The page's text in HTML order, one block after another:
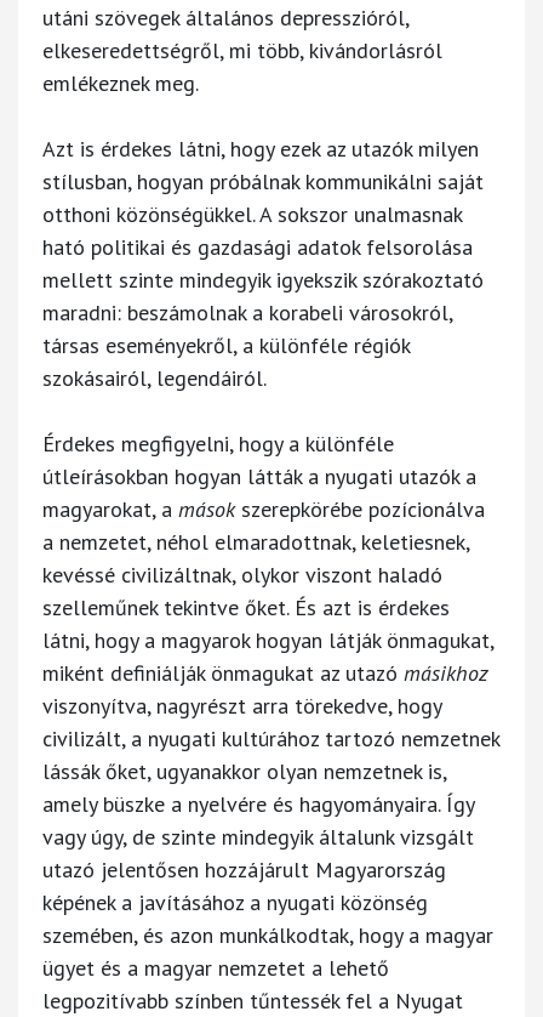
utáni szövegek általános depresszióról,
elkeseredettségről, mi több, kivándorlásról
emlékeznek meg.
Azt is érdekes látni, hogy ezek az utazók milyen
stílusban, hogyan próbálnak kommunikálni saját
otthoni közönségükkel. A sokszor unalmasnak
ható politikai és gazdasági adatok felsorolása
mellett szinte mindegyik igyekszik szórakoztató
maradni: beszámolnak a korabeli városokról,
társas eseményekről, a különféle régiók
szokásairól, legendáiról.
Érdekes megfigyelni, hogy a különféle
útleírásokban hogyan látták a nyugati utazók a
magyarokat, a másokszerepkörébe pozícionálva
a nemzetet, néhol elmaradottnak, keletiesnek,
kevéssé civilizáltnak, olykor viszont haladó
szelleműnek tekintve őket. És azt is érdekes
látni, hogy a magyarok hogyan látják önmagukat,
miként definiálják önmagukat az utazó másikhoz
viszonyítva, nagyrészt arra törekedve, hogy
civilizált, a nyugati kultúrához tartozó nemzetnek
lássák őket, ugyanakkor olyan nemzetnek is,
amely büszke a nyelvére és hagyományaira. Így
vagy úgy, de szinte mindegyik általunk vizsgált
utazó jelentősen hozzájárult Magyarország
képének a javításához a nyugati közönség
szemében, és azon munkálkodtak, hogy a magyar
ügyet és a magyar nemzetet a lehető
legpozitívabb színben tűntessék fel a Nyugat